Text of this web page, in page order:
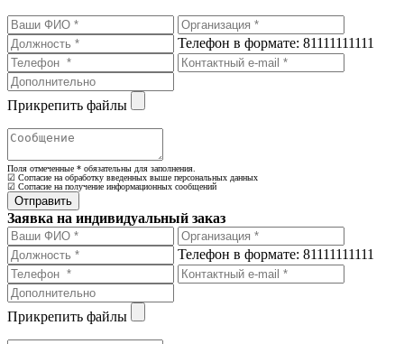
Телефон в формате: 81111111111
Прикрепить файлы
Поля отмеченные * обязательны для заполнения.
☑ Согласие на обработку введенных выше персональных данных
☑ Согласие на получение информационных сообщений
Заявка на индивидуальный заказ
Телефон в формате: 81111111111
Прикрепить файлы